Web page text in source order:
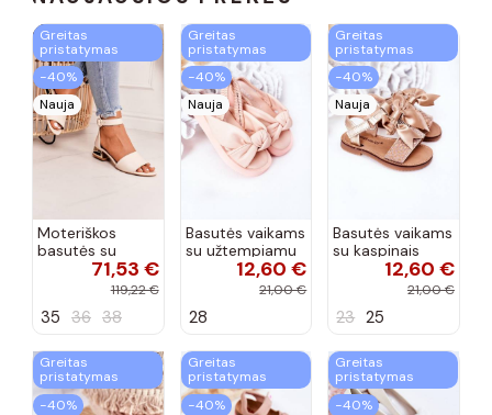
Greitas
pristatymas
−40%
Nauja
Moteriškos
basutės su
aukso spalvos
kulniukais Laura
spalvos
71,53 €
119,22 €
35 36 38
Greitas
pristatymas
−40%
Nauja
Basutės vaikams
su užtempiamu
užsegimu
rožinės spalvos
12,60 €
21,00 €
28
Greitas
pristatymas
−40%
Nauja
Basutės vaikams
su kaspinais
aukso spalvos
12,60 €
21,00 €
23 25
Greitas
pristatymas
−40%
Greitas
pristatymas
−40%
Greitas
pristatymas
−40%